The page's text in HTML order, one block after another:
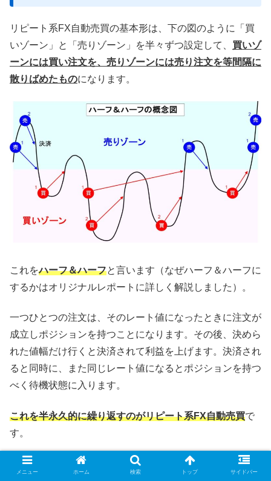
リピート系FX自動売買の基本形は、下の図のように「買
いゾーン」と「売りゾーン」を半々ずつ設定して、 買いゾ
ーンには買い注文を、売りゾーンには売り注文を等間隔に
散りばめたものになります。
これをハーフ＆ハーフと言います（なぜハーフ＆ハーフに
するかはオリジナルレポートに詳しく解説しました）。
一つひとつの注文は、そのレート値になったときに注文が
成立しポジションを持つことになります。その後、決めら
れた値幅だけ行くと決済されて利益を上げます。決済され
ると同時に、また同じレート値になるとポジションを持つ
べく待機状態に入ります。
これを半永久的に繰り返すのがリピート系FX自動売買で
す。
例えば上の図の「買い注文1」に注目してみてください。
メニュー ホーム 検索 トップ サイドバー